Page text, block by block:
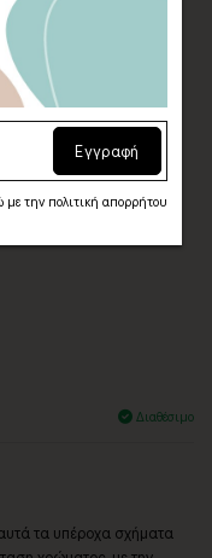
Διαθέσιμο
τα υπέροχα σχήματα
Εγγραφή
την πολιτική απορρήτου